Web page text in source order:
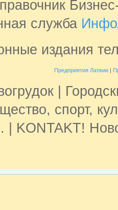
служба
издания
Предприятия Латвии|
|
спорт,
| KONTAKT!